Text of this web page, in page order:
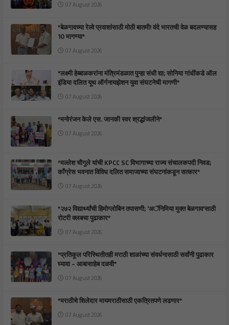
07 August 2026
*बेळगावच्या रेल्वे प्रवाशांसाठी मोठी बातमी! वंदे भारतची वेळ बदलण्यासह
10 मागण्या*
07 August 2026
*लक्ष्मी हेब्बाळकरांना मंत्रिमंडळात पुन्हा संधी द्या; सोनिया गांधींकडे ऑल
इंडिया दलित यूथ ऑर्गनायझेशन युवा संघटनेची मागणी*
07 August 2026
*मनोरंजन केले एस. जानकी स्वर श्रद्धांजलीने*
07 August 2026
*मल्लेश चौगुले यांची KPCC SC विभागाच्या राज्य संचालकपदी निवड;
काँग्रेस भवनात विविध दलित समाजाच्या संघटनांकडून सत्कार*
07 August 2026
*२७२ विद्यार्थ्यांची हिमोग्लोबिन तपासणी; ‘अॅनिमिया मुक्त बेळगाव’साठी
रोटरी क्लबचा पुढाकार*
07 August 2026
*प्रतिकूल परिस्थितीतही मराठी शाळांच्या संवर्धनासाठी सर्वांनी पुढाकार
घ्यावा – आबासाहेब दळवी*
07 August 2026
*मराठीचे शिलेदार मायमराठीसाठी एकत्रितपणे लढणार*
07 August 2026